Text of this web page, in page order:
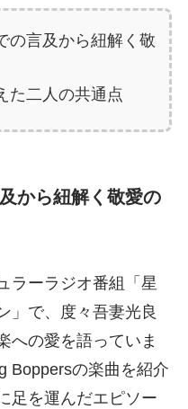
の言及から紐解く敬
た二人の共通点
から紐解く敬愛の
ラーラジオ番組「星
」で、度々吾妻光良
への愛を語っていま
Boppersの楽曲を紹介
足を運んだエピソー